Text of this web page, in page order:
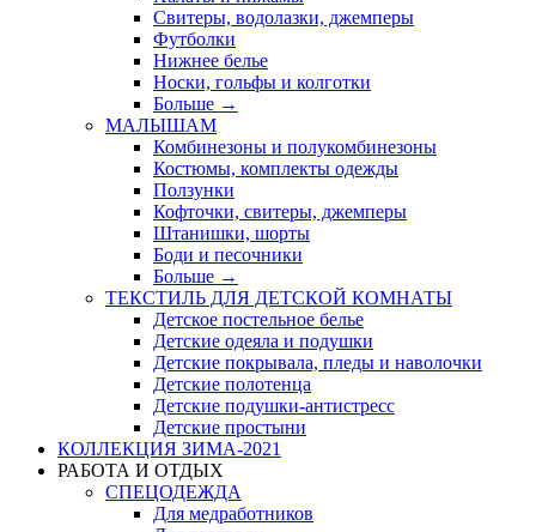
Свитеры, водолазки, джемперы
Футболки
Нижнее белье
Носки, гольфы и колготки
Больше →
МАЛЫШАМ
Комбинезоны и полукомбинезоны
Костюмы, комплекты одежды
Ползунки
Кофточки, свитеры, джемперы
Штанишки, шорты
Боди и песочники
Больше →
ТЕКСТИЛЬ ДЛЯ ДЕТСКОЙ КОМНАТЫ
Детское постельное белье
Детские одеяла и подушки
Детские покрывала, пледы и наволочки
Детские полотенца
Детские подушки-антистресс
Детские простыни
КОЛЛЕКЦИЯ ЗИМА-2021
РАБОТА И ОТДЫХ
СПЕЦОДЕЖДА
Для медработников